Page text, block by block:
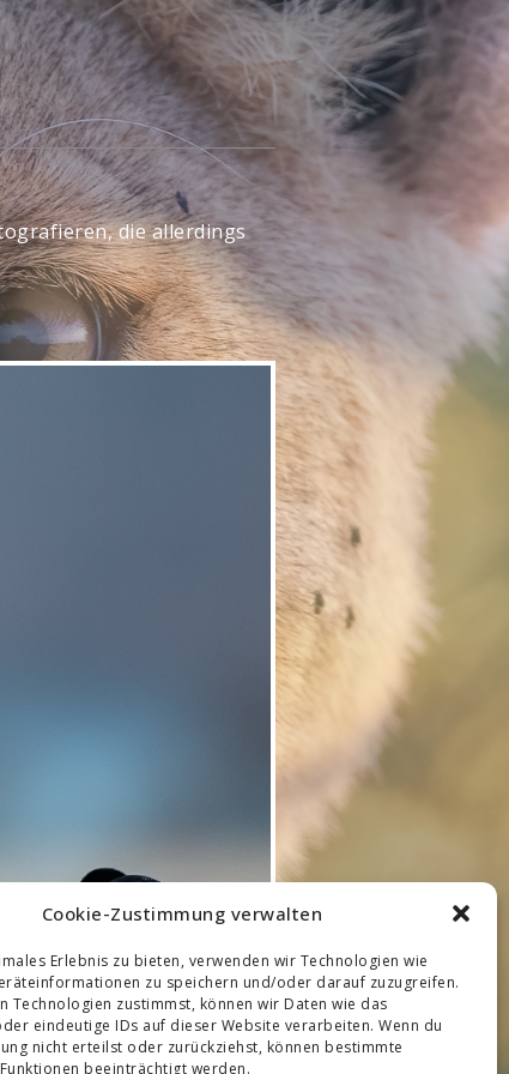
Cookie-Zustimmung verwalten
Erlebnis zu bieten, verwenden wir Technologien wie
zu speichern und/oder darauf zuzugreifen.
Technologien zustimmst, können wir Daten wie das
eindeutige IDs auf dieser Website verarbeiten. Wenn du
nicht erteilst oder zurückziehst, können bestimmte
beeinträchtigt werden.
die allerdings